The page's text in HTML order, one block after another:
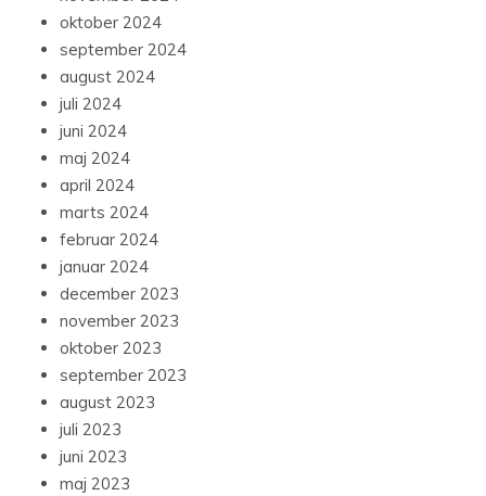
oktober 2024
september 2024
august 2024
juli 2024
juni 2024
maj 2024
april 2024
marts 2024
februar 2024
januar 2024
december 2023
november 2023
oktober 2023
september 2023
august 2023
juli 2023
juni 2023
maj 2023